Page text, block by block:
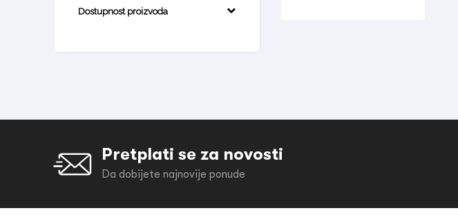
Dostupnost proizvoda
Pretplati se za novosti
Da dobijete najnovije ponude